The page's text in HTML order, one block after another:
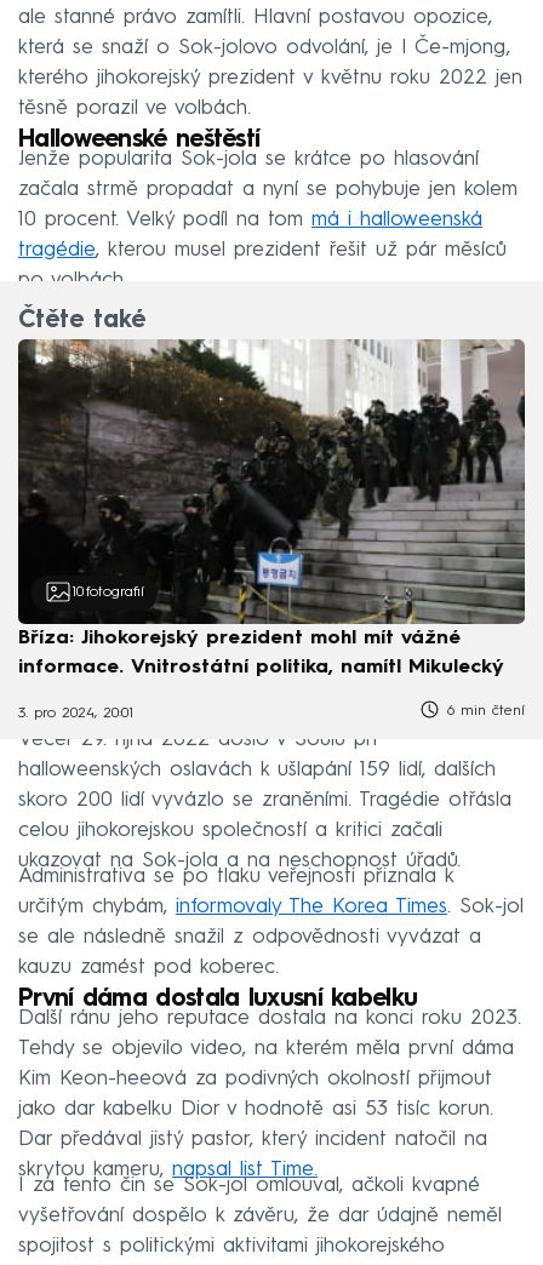
ale stanné právo zamítli. Hlavní postavou opozice,
která se snaží o Sok-jolovo odvolání, je I Če-mjong,
kterého jihokorejský prezident v květnu roku 2022 jen
těsně porazil ve volbách.
Halloweenské neštěstí
Jenže popularita Sok-jola se krátce po hlasování
začala strmě propadat a nyní se pohybuje jen kolem
10 procent. Velký podíl na tom má i halloweenská
tragédie, kterou musel prezident řešit už pár měsíců
po volbách.
Čtěte také
10 fotografií
Bříza: Jihokorejský prezident mohl mít vážné
informace. Vnitrostátní politika, namítl Mikulecký
3. pro 2024, 20:01 6 min čtení
Večer 29. října 2022 došlo v Soulu při
halloweenských oslavách k ušlapání 159 lidí, dalších
skoro 200 lidí vyvázlo se zraněními. Tragédie otřásla
celou jihokorejskou společností a kritici začali
ukazovat na Sok-jola a na neschopnost úřadů.
Administrativa se po tlaku veřejnosti přiznala k
určitým chybám, informovaly The Korea Times. Sok-jol
se ale následně snažil z odpovědnosti vyvázat a
kauzu zamést pod koberec.
První dáma dostala luxusní kabelku
Další ránu jeho reputace dostala na konci roku 2023.
Tehdy se objevilo video, na kterém měla první dáma
Kim Keon-heeová za podivných okolností přijmout
jako dar kabelku Dior v hodnotě asi 53 tisíc korun.
Dar předával jistý pastor, který incident natočil na
skrytou kameru, napsal list Time.
I za tento čin se Sok-jol omlouval, ačkoli kvapné
vyšetřování dospělo k závěru, že dar údajně neměl
spojitost s politickými aktivitami jihokorejského